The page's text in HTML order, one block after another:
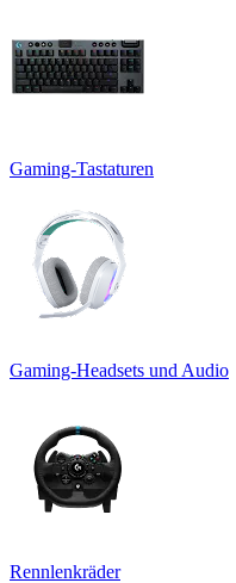
Gaming-Tastaturen
Gaming-Headsets und Audio
Rennlenkräder